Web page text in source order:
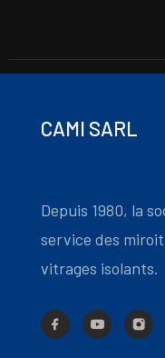
CAMI SARL
Depuis 1980, la
service des
vitrages isolants.